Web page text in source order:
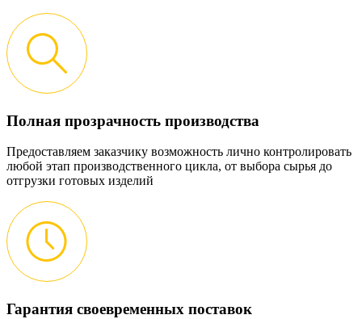
Полная прозрачность производства
Предоставляем заказчику возможность лично контролировать
любой этап производственного цикла, от выбора сырья до
отгрузки готовых изделий
Гарантия своевременных поставок